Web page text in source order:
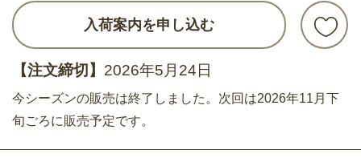
入荷案内を申し込む
【注文締切】 2026年5月24日
今シーズンの販売は終了しました。次回は2026年11月下
旬ごろに販売予定です。